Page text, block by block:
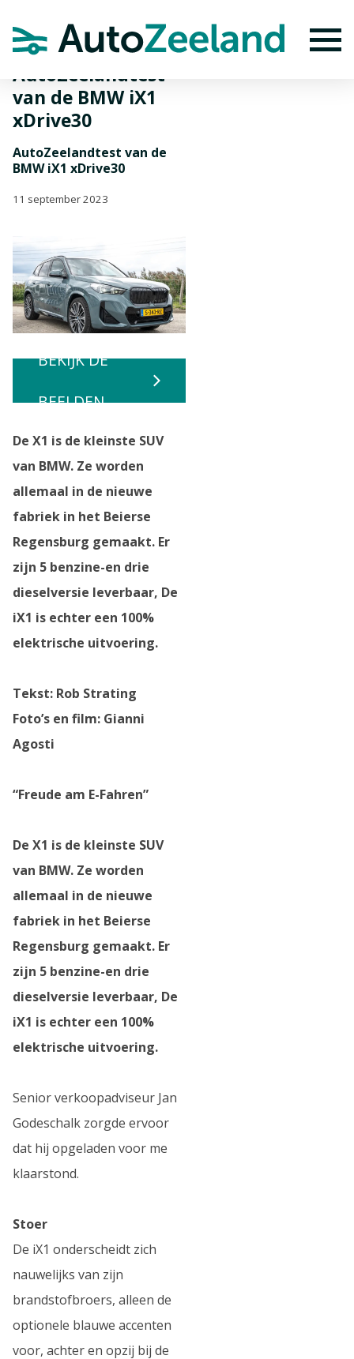
AutoZeelandtest
van de BMW iX1
xDrive30
AutoZeelandtest van de
BMW iX1 xDrive30
11 september 2023
BEKIJK DE
BEELDEN
De X1 is de kleinste SUV
van BMW. Ze worden
allemaal in de nieuwe
fabriek in het Beierse
Regensburg gemaakt. Er
zijn 5 benzine-en drie
dieselversie leverbaar, De
iX1 is echter een 100%
elektrische uitvoering.
Tekst: Rob Strating
Foto’s en film: Gianni
Agosti
“Freude am E-Fahren”
De X1 is de kleinste SUV
van BMW. Ze worden
allemaal in de nieuwe
fabriek in het Beierse
Regensburg gemaakt. Er
zijn 5 benzine-en drie
dieselversie leverbaar, De
iX1 is echter een 100%
elektrische uitvoering.
Senior verkoopadviseur Jan
Godeschalk zorgde ervoor
dat hij opgeladen voor me
klaarstond.
Stoer
De iX1 onderscheidt zich
nauwelijks van zijn
brandstofbroers, alleen de
optionele blauwe accenten
voor, achter en opzij bij de